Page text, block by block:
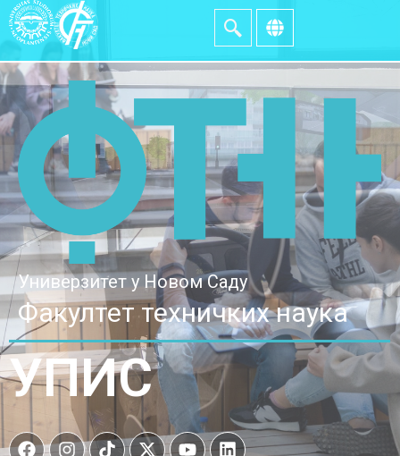
Универзитет у Новом Саду
Факултет техничких наука
УПИС